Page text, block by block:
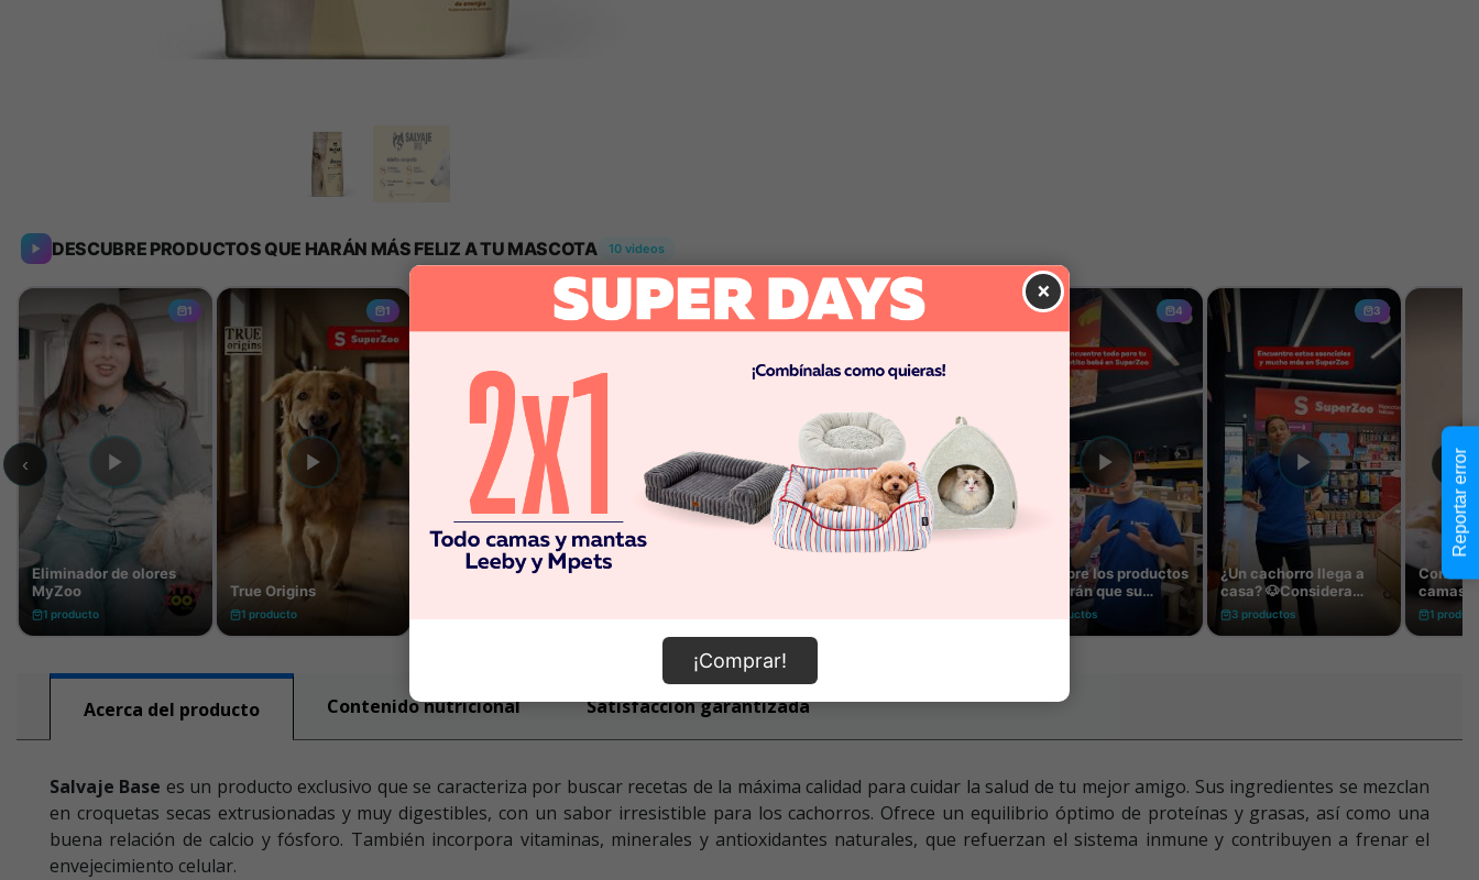
Acerca del producto Contenido nutricional Satisfacción garantizada
Salvaje Base es un producto exclusivo que se caracteriza por buscar recetas de la máxima calidad para cuidar la salud de tu mejor amigo. Sus ingredientes se mezclan
en croquetas secas extrusionadas y muy digestibles, con un sabor irresistible para los cachorros. Ofrece un equilibrio óptimo de proteínas y grasas, así como una
buena relación de calcio y fósforo. También incorpora vitaminas, minerales y antioxidantes naturales, que refuerzan el sistema inmune y contribuyen a frenar el
envejecimiento celular.
×
¡Comprar!
Reportar error